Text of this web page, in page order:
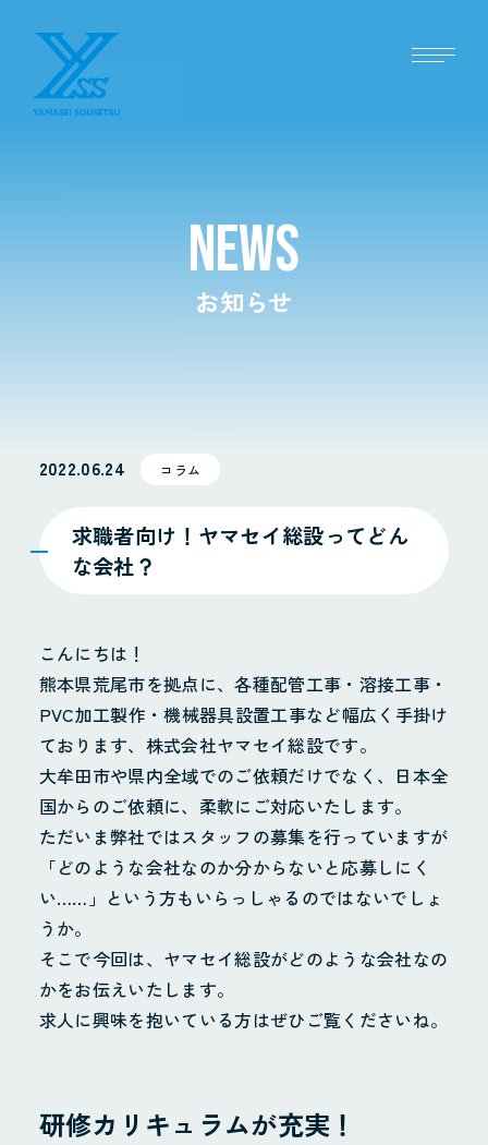
NEWS
お知らせ
2022.06.24 コラム
求職者向け！ヤマセイ総設ってどん
な会社？
こんにちは！
熊本県荒尾市を拠点に、各種配管工事・溶接工事・
PVC加工製作・機械器具設置工事など幅広く手掛け
ております、株式会社ヤマセイ総設です。
大牟田市や県内全域でのご依頼だけでなく、日本全
国からのご依頼に、柔軟にご対応いたします。
ただいま弊社ではスタッフの募集を行っていますが
「どのような会社なのか分からないと応募しにく
い……」という方もいらっしゃるのではないでしょ
うか。
そこで今回は、ヤマセイ総設がどのような会社なの
かをお伝えいたします。
求人に興味を抱いている方はぜひご覧くださいね。
研修カリキュラムが充実！